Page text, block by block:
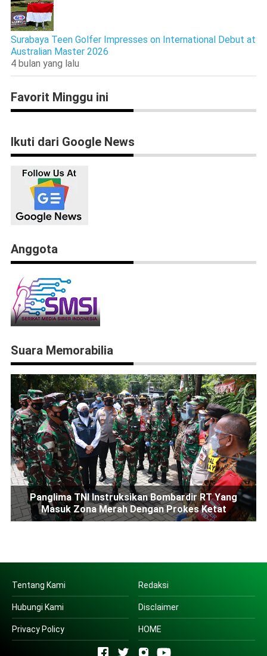
Surabaya Teen Golfer Impresses on International Debut at
Australian Master 2026
4 bulan yang lalu
Favorit Minggu ini
Ikuti dari Google News
Anggota
Suara Memorabilia
Panglima TNI Instruksikan Bombardir RT Yang
Masuk Zona Merah Dengan Prokes Ketat
Tentang Kami Redaksi
Hubungi Kami Disclaimer
Privacy Policy HOME